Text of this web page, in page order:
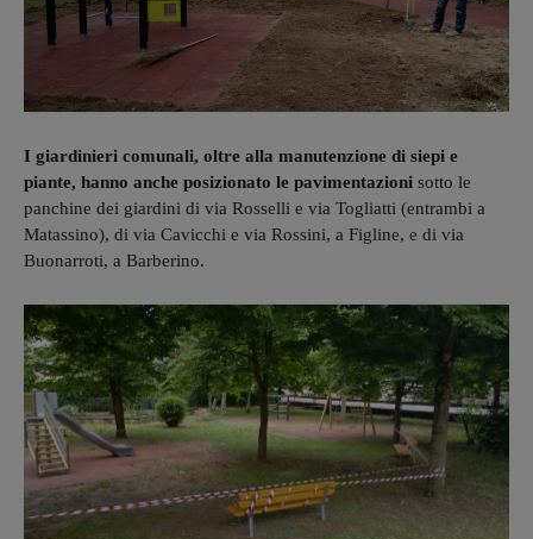
I giardinieri comunali, oltre alla manutenzione di siepi e
piante, hanno anche posizionato le pavimentazioni sotto le
panchine dei giardini di via Rosselli e via Togliatti (entrambi a
Matassino), di via Cavicchi e via Rossini, a Figline, e di via
Buonarroti, a Barberino.